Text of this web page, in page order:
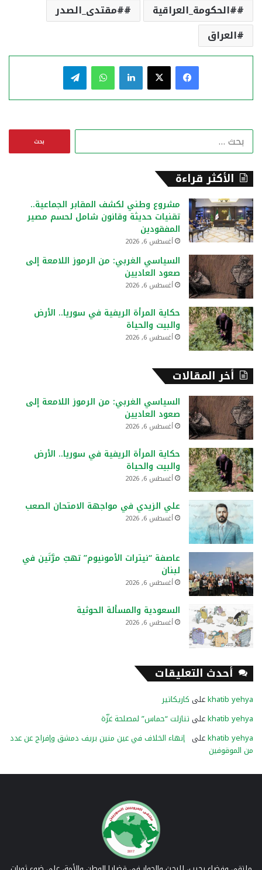
#الحكومة_العراقية
#مقتدى_الصدر
العراق
فيسبوك لينكدإن واتساب
ن
الأكثر قراءة
مشروع وطني لكشف المقابر الجماعية..
تقنيات حديثة وقانون شامل لحسم مصير
المفقودين
أغسطس 6, 2026
السياسي الغربي: من الرموز اللامعة إلى
صعود العاديين
أغسطس 6, 2026
حكاية المرأة الريفية في سوريا.. الأرض
والبيت والحياة
أغسطس 6, 2026
أخر المقالات
السياسي الغربي: من الرموز اللامعة إلى
صعود العاديين
أغسطس 6, 2026
حكاية المرأة الريفية في سوريا.. الأرض
والبيت والحياة
أغسطس 6, 2026
علي الزيدي في مواجهة الامتحان الصعب
أغسطس 6, 2026
عاصفة “نيترات الأمونيوم” تهبّ مرَّتَين في
لبنان
أغسطس 6, 2026
السعودية والمسألة الحوثية
أغسطس 6, 2026
أحدث التعليقات
khatib yehyaعلى كاريكاتير
khatib yehyaعلى تنازلت “حماس” لمصلحة غزّة
khatib yehyaعلى إنهاء الخلاف في عين منين بريف دمشق وإفراج عن عدد
من الموقوفين